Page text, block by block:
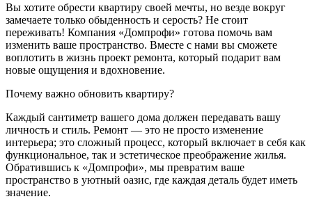
Вы хотите обрести квартиру своей мечты, но везде вокруг
замечаете только обыденность и серость? Не стоит
переживать! Компания «Домпрофи» готова помочь вам
изменить ваше пространство. Вместе с нами вы сможете
воплотить в жизнь проект ремонта, который подарит вам
новые ощущения и вдохновение.
Почему важно обновить квартиру?
Каждый сантиметр вашего дома должен передавать вашу
личность и стиль. Ремонт — это не просто изменение
интерьера; это сложный процесс, который включает в себя как
функциональное, так и эстетическое преображение жилья.
Обратившись к «Домпрофи», мы превратим ваше
пространство в уютный оазис, где каждая деталь будет иметь
значение.